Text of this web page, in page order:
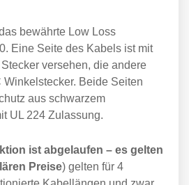
bewährte Low Loss
Eine Seite des Kabels ist mit
versehen, die andere
Beide Seiten
aus schwarzem
UL 224 Zulassung.
ist abgelaufen – es gelten
Preise) gelten für 4